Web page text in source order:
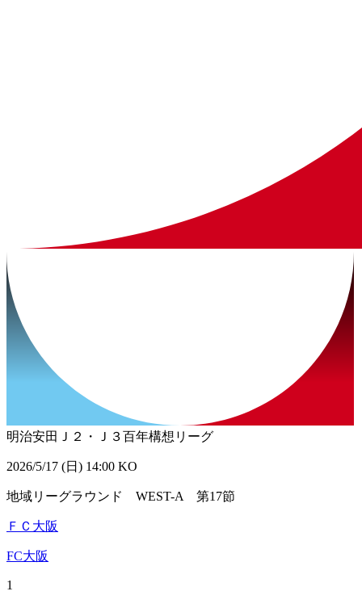
明治安田Ｊ２・Ｊ３百年構想リーグ
2026/5/17 (日) 14:00 KO
地域リーグラウンド WEST-A 第17節
ＦＣ大阪
FC大阪
1